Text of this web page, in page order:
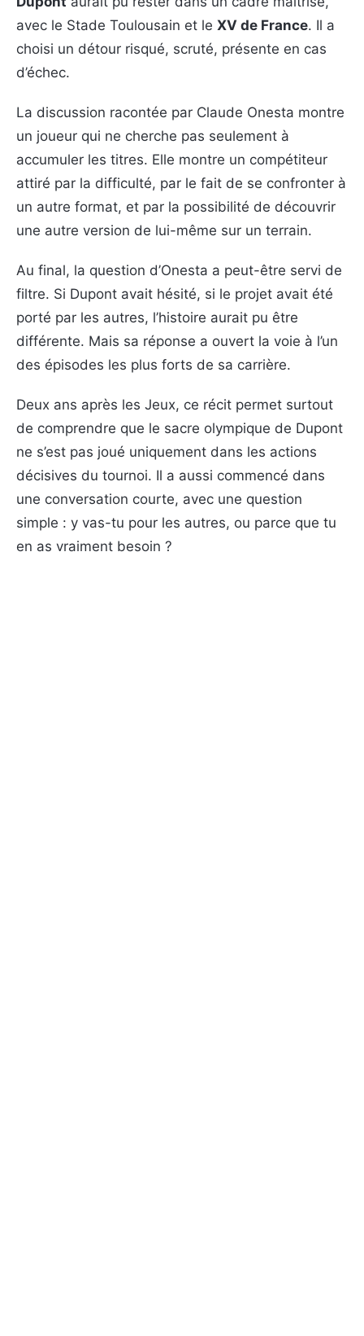
avec le Stade Toulousain et le XV de France. Il a
choisi un détour risqué, scruté, présente en cas
d’échec.
La discussion racontée par Claude Onesta montre
un joueur qui ne cherche pas seulement à
accumuler les titres. Elle montre un compétiteur
attiré par la difficulté, par le fait de se confronter à
un autre format, et par la possibilité de découvrir
une autre version de lui-même sur un terrain.
Au final, la question d’Onesta a peut-être servi de
filtre. Si Dupont avait hésité, si le projet avait été
porté par les autres, l’histoire aurait pu être
différente. Mais sa réponse a ouvert la voie à l’un
des épisodes les plus forts de sa carrière.
Deux ans après les Jeux, ce récit permet surtout
de comprendre que le sacre olympique de Dupont
ne s’est pas joué uniquement dans les actions
décisives du tournoi. Il a aussi commencé dans
une conversation courte, avec une question
simple : y vas-tu pour les autres, ou parce que tu
en as vraiment besoin ?